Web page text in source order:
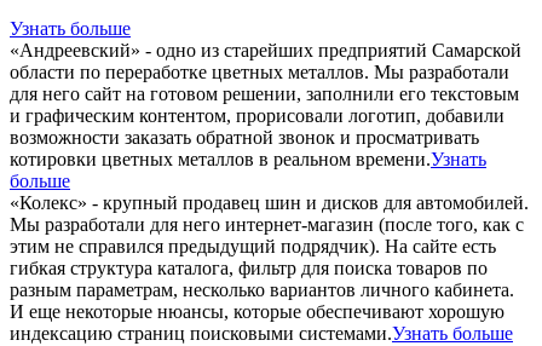
Узнать больше
«Андреевский» - одно из старейших предприятий Самарской
области по переработке цветных металлов. Мы разработали
для него сайт на готовом решении, заполнили его текстовым
и графическим контентом, прорисовали логотип, добавили
возможности заказать обратной звонок и просматривать
котировки цветных металлов в реальном времени.Узнать
больше
«Колекс» - крупный продавец шин и дисков для автомобилей.
Мы разработали для него интернет-магазин (после того, как с
этим не справился предыдущий подрядчик). На сайте есть
гибкая структура каталога, фильтр для поиска товаров по
разным параметрам, несколько вариантов личного кабинета.
И еще некоторые нюансы, которые обеспечивают хорошую
индексацию страниц поисковыми системами.Узнать больше